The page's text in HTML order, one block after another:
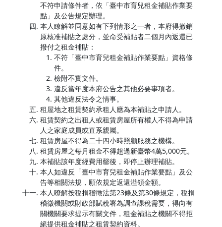
不符申請條件者，依「臺中市育兒租金補貼作業要
點」及公告規定辦理。
本人瞭解並同意如有下列情形之一者，本府得撤銷
原核准補貼之處分，並命受補貼者二個月內返還已
撥付之租金補貼：
不符「臺中市育兒租金補貼作業要點」資格條
件。
檢附不實文件。
違反當年度本府公告之其他必要事項者。
其他違反法令之情事。
租屋地之租賃契約承租人應為本補貼之申請人。
租賃契約之出租人或租賃房屋所有權人不得為申請
人之家庭成員或直系親屬。
租賃房屋不得為二十四小時照顧服務之機構。
租賃房屋之每月租金不得超過新臺幣4萬5,000元。
本補貼該年度經費用罄後，即停止辦理補貼。
本人如違反「臺中市育兒租金補貼作業要點」及公
告等相關法規，願依規定返還溢領金額。
本人瞭解按稅捐稽徵法第23條及第30條規定，稅捐
稽徵機關或財政部賦稅署為調查課稅需要，得向有
關機關要求提示有關文件，租金補貼之機關不得拒
絕提供租金補貼之租賃契約資料。